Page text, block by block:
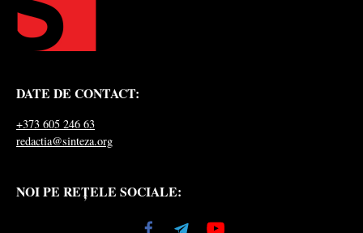
DATE DE CONTACT:
+373 605 246 63
redactia@sinteza.org
NOI PE REȚELE SOCIALE: